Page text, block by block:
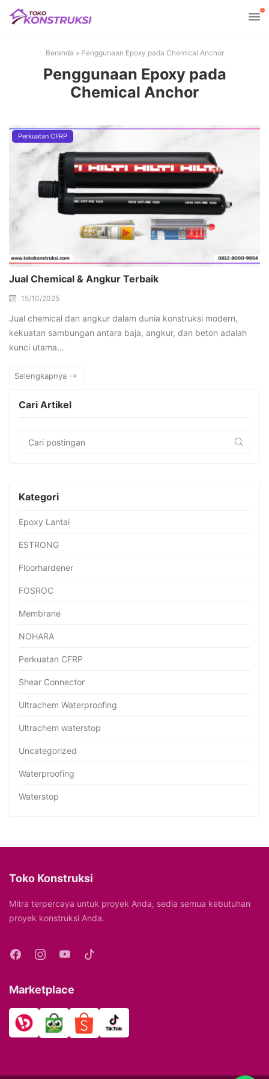
Beranda » Penggunaan Epoxy pada Chemical Anchor
Penggunaan Epoxy pada
Chemical Anchor
Perkuatan CFRP
Jual Chemical & Angkur Terbaik
15/10/2025
Jual chemical dan angkur dalam dunia konstruksi modern,
kekuatan sambungan antara baja, angkur, dan beton adalah
kunci utama…
Selengkapnya
Cari Artikel
Kategori
Epoxy Lantai
ESTRONG
Floorhardener
FOSROC
Membrane
NOHARA
Perkuatan CFRP
Shear Connector
Ultrachem Waterproofing
Ultrachem waterstop
Uncategorized
Waterproofing
Waterstop
Toko Konstruksi
Mitra terpercaya untuk proyek Anda, sedia semua kebutuhan
proyek konstruksi Anda.
Marketplace